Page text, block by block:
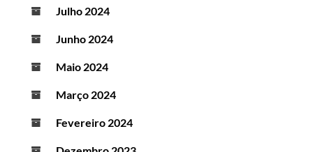
Julho 2024
Junho 2024
Maio 2024
Março 2024
Fevereiro 2024